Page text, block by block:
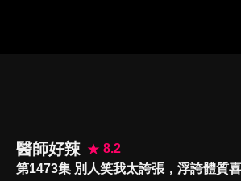
醫師好辣
8.2
第1473集 別人笑我太誇張，浮誇體質